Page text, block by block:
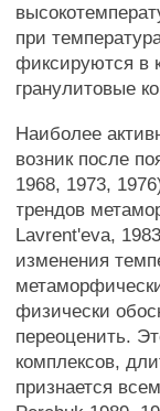
при
фиксируются в
гранулитовые
Наиболее
возник после
1968, 1973,
трендов
Lavrent'eva,
изменения
физически
переоценить.
комплексов,
признается